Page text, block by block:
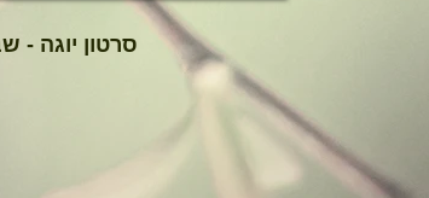
סרטון יוגה -